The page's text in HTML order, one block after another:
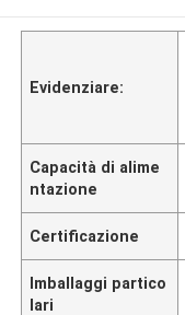
Evidenziare:
Capacità di alime
ntazione
Certificazione
Imballaggi partico
lari